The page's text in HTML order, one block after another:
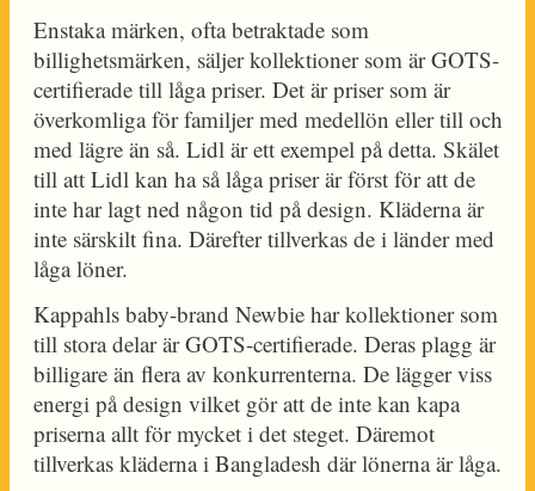
Enstaka märken, ofta betraktade som
billighetsmärken, säljer kollektioner som är GOTS-
certifierade till låga priser. Det är priser som är
överkomliga för familjer med medellön eller till och
med lägre än så. Lidl är ett exempel på detta. Skälet
till att Lidl kan ha så låga priser är först för att de
inte har lagt ned någon tid på design. Kläderna är
inte särskilt fina. Därefter tillverkas de i länder med
låga löner.
Kappahls baby-brand Newbie har kollektioner som
till stora delar är GOTS-certifierade. Deras plagg är
billigare än flera av konkurrenterna. De lägger viss
energi på design vilket gör att de inte kan kapa
priserna allt för mycket i det steget. Däremot
tillverkas kläderna i Bangladesh där lönerna är låga.